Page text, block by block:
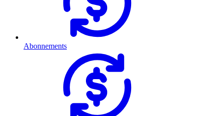
Abonnements